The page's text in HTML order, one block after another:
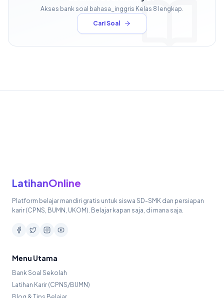
Akses bank soal bahasa_inggris Kelas 8 lengkap.
Cari Soal
LatihanOnline
Platform belajar mandiri gratis untuk siswa SD-SMK dan persiapan
karir (CPNS, BUMN, UKOM). Belajar kapan saja, di mana saja.
Menu Utama
Bank Soal Sekolah
Latihan Karir (CPNS/BUMN)